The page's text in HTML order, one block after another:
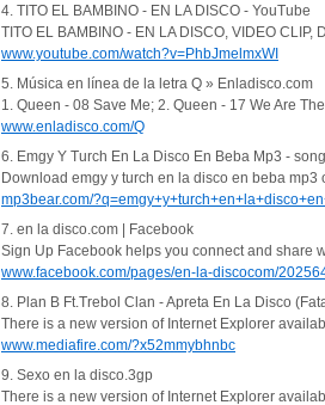
4. TITO EL BAMBINO - EN LA DISCO - YouTube
TITO EL BAMBINO - EN LA DISCO, VIDEO CLIP,
www.youtube.com/watch?v=PhbJmelmxWI
5. Música en línea de la letra Q » Enladisco.com
1. Queen - 08 Save Me; 2. Queen - 17 We Are
www.enladisco.com/Q
6. Emgy Y Turch En La Disco En Beba Mp3 -
Download emgy y turch en la disco en beba
mp3bear.com/
7. en la disco.com | Facebook
Sign Up Facebook helps you connect and share
www.facebook.com/pages/en-la-discocom/
8. Plan B Ft.Trebol Clan - Apreta En La Disco
There is a new version of Internet Explorer
www.mediafire.com/?x52mmybhnbc
9. Sexo en la disco.3gp
There is a new version of Internet Explorer